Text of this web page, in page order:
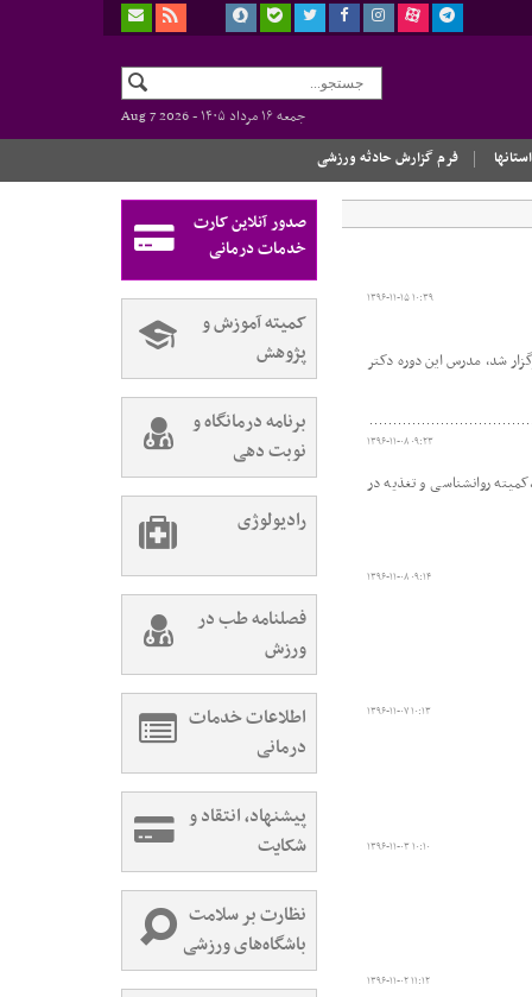
جمعه ۱۶ مرداد ۱۴۰۵ -
Aug 7 2026
استانها فرم گزارش حادثه ورزشی
۱۳۹۶-۱۱-۱۵ ۱۰:۳۹
و جوانان برگزار شد، مدرس این دوره دکتر
۱۳۹۶-۱۱-۰۸ ۰۹:۲۳
روانشناسی و تغذیه در
۱۳۹۶-۱۱-۰۸ ۰۹:۱۴
۱۳۹۶-۱۱-۰۷ ۱۰:۱۳
۱۳۹۶-۱۱-۰۳ ۱۰:۱۰
۱۳۹۶-۱۱-۰۲ ۱۱:۱۲
صدور آنلاین کارت
خدمات درمانی
کمیته آموزش و
پژوهش
برنامه درمانگاه و
نوبت دهی
رادیولوژی
فصلنامه طب در
ورزش
اطلاعات خدمات
درمانی
پیشنهاد، انتقاد و
شکایت
نظارت بر سلامت
باشگاه‌های ورزشی